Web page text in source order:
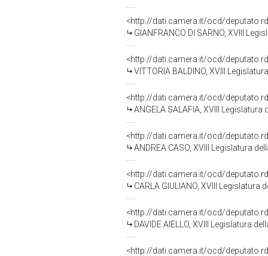
<http://dati.camera.it/ocd/
GIANFRANCO DI SARNO, XVIII
<http://dati.camera.it/ocd/
VITTORIA BALDINO, XVIII
<http://dati.camera.it/ocd/
ANGELA SALAFIA, XVIII Legislatura
<http://dati.camera.it/ocd/
ANDREA CASO, XVIII Legislatura
<http://dati.camera.it/ocd/
CARLA GIULIANO, XVIII Legislatura
<http://dati.camera.it/ocd/
DAVIDE AIELLO, XVIII Legislatura
<http://dati.camera.it/ocd/